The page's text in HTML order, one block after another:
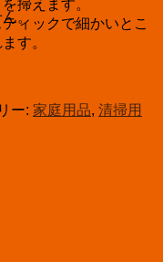
。
掃えます。
ィックで細かいとこ
す。
ー: 家庭用品, 清掃用